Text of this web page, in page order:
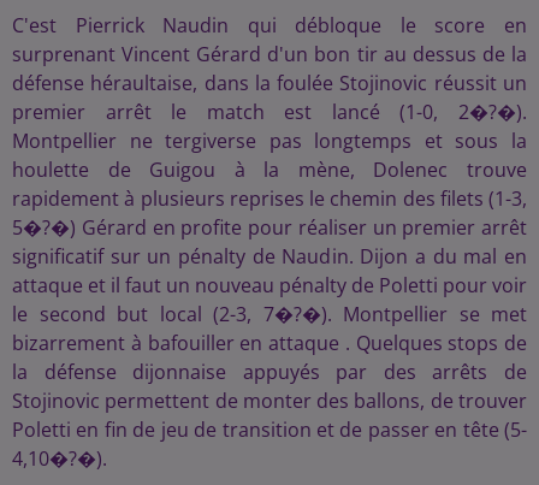
C'est Pierrick Naudin qui débloque le score en
surprenant Vincent Gérard d'un bon tir au dessus de la
défense héraultaise, dans la foulée Stojinovic réussit un
premier arrêt le match est lancé (1-0, 2�?�).
Montpellier ne tergiverse pas longtemps et sous la
houlette de Guigou à la mène, Dolenec trouve
rapidement à plusieurs reprises le chemin des filets (1-3,
5�?�) Gérard en profite pour réaliser un premier arrêt
significatif sur un pénalty de Naudin. Dijon a du mal en
attaque et il faut un nouveau pénalty de Poletti pour voir
le second but local (2-3, 7�?�). Montpellier se met
bizarrement à bafouiller en attaque . Quelques stops de
la défense dijonnaise appuyés par des arrêts de
Stojinovic permettent de monter des ballons, de trouver
Poletti en fin de jeu de transition et de passer en tête (5-
4,10�?�).